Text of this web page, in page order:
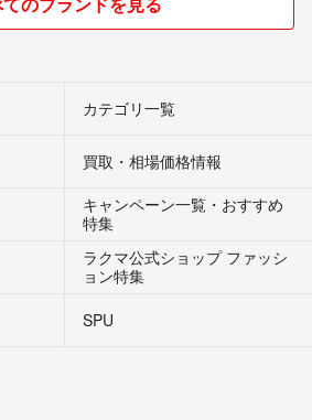
カテゴリ一覧
買取・相場価格情報
キャンペーン一覧・おすすめ
特集
ラクマ公式ショップ ファッシ
ョン特集
SPU